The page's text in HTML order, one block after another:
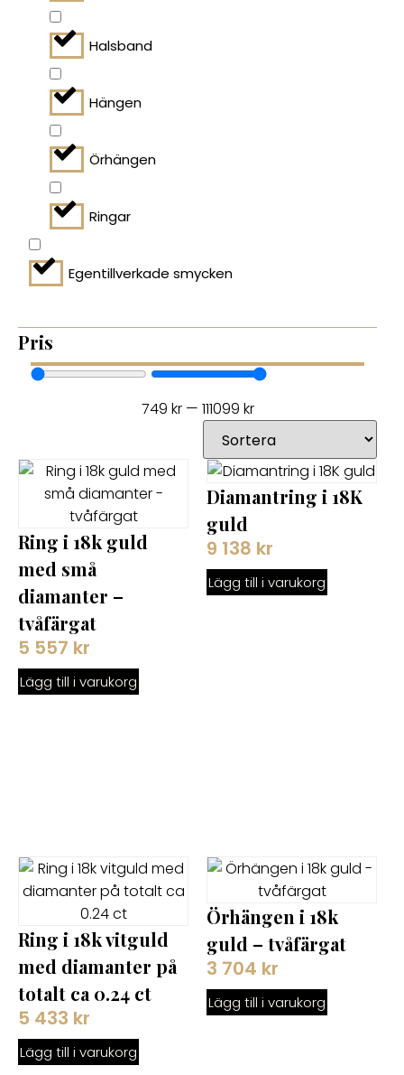
Halsband
Hängen
Örhängen
Ringar
Egentillverkade smycken
Pris
749 kr— 111099 kr
Ring i 18k guld
med små
diamanter –
tvåfärgat
5 557 kr
Lägg till i varukorg
Diamantring i 18K
guld
9 138 kr
Lägg till i varukorg
Ring i 18k vitguld
med diamanter på
totalt ca 0.24 ct
5 433 kr
Lägg till i varukorg
Örhängen i 18k
guld – tvåfärgat
3 704 kr
Lägg till i varukorg